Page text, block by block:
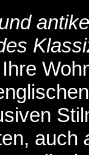
auch